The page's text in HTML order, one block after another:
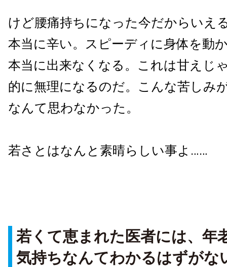
けど腰痛持ちになった今だからいえ
本当に辛い。スピーディに身体を動
本当に出来なくなる。これは甘えじ
的に無理になるのだ。こんな苦しみ
なんて思わなかった。
若さとはなんと素晴らしい事よ……
若くて恵まれた医者には、年
気持ちなんてわかるはずがな